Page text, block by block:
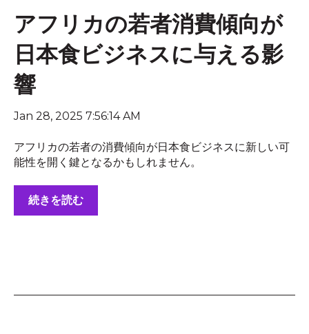
アフリカの若者消費傾向が
日本食ビジネスに与える影
響
Jan 28, 2025 7:56:14 AM
アフリカの若者の消費傾向が日本食ビジネスに新しい可
能性を開く鍵となるかもしれません。
続きを読む